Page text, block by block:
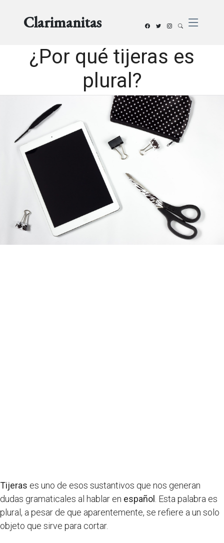
Clarimanitas
¿Por qué tijeras es
plural?
Tijeras es uno de esos sustantivos que nos generan
dudas gramaticales al hablar en español . Esta palabra es
plural, a pesar de que aparentemente, se refiere a un solo
objeto que sirve para cortar.